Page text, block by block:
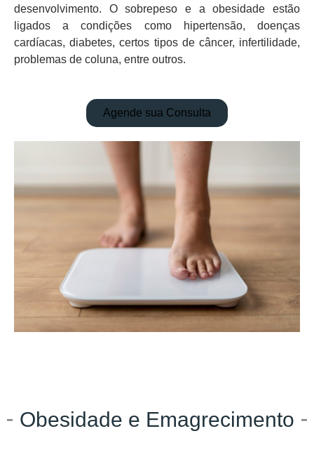
desenvolvimento. O sobrepeso e a obesidade estão
ligados a condições como hipertensão, doenças
cardíacas, diabetes, certos tipos de câncer, infertilidade,
problemas de coluna, entre outros.
Agende sua Consulta
Obesidade e Emagrecimento